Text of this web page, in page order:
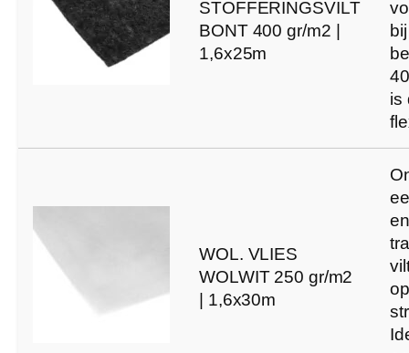
STOFFERINGSVILT
BONT 400 gr/m2 |
1,6x25m
is
WOL. VLIES
WOLWIT 250 gr/m2
| 1,6x30m
en